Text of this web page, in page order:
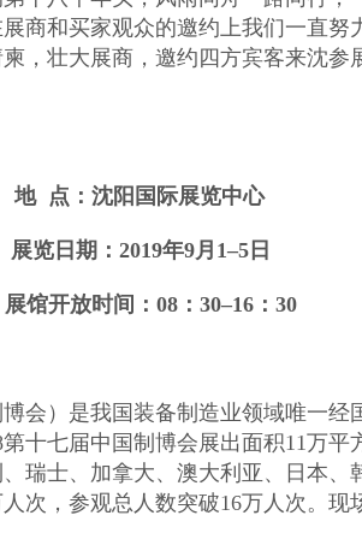
商和买家观众的邀约上我们一直
，壮大展商，邀约四方宾客来沈参
地 点：沈阳国际展览中心
展览日期：2019年9月1–5日
放时间：08：30–16：30
会）是我国装备制造业领域唯一经
十七届中国制博会展出面积11万
瑞士、加拿大、澳大利亚、日本、
次，参观总人数突破16万人次。现